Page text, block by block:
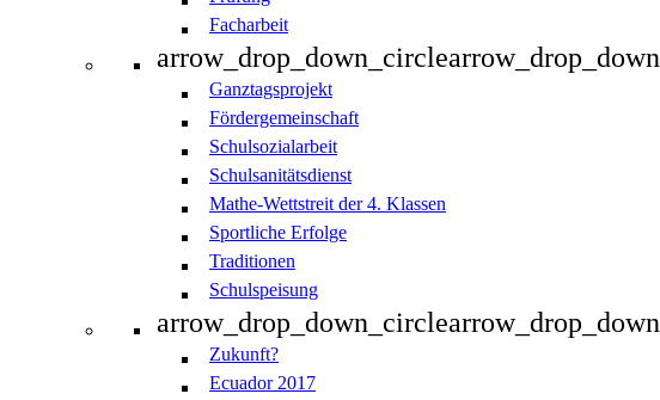
Facharbeit
arrow_drop_down_circlearrow_drop_down
Ganztagsprojekt
Fördergemeinschaft
Schulsozialarbeit
Schulsanitätsdienst
Mathe-Wettstreit der 4. Klassen
Sportliche Erfolge
Traditionen
Schulspeisung
arrow_drop_down_circlearrow_drop_down
Zukunft?
Ecuador 2017